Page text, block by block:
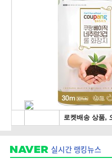
실시간 랭킹뉴스